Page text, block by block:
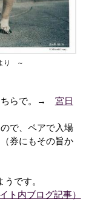
り ～
ちらで。→ 宮日
で、ペアで入場
券にもその旨か
です。
ト内ブログ記事）